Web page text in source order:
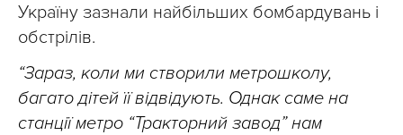
Україну зазнали найбільших бомбардувань і
обстрілів.
“Зараз, коли ми створили метрошколу,
багато дітей її відвідують. Однак саме на
станції метро “Тракторний завод” нам